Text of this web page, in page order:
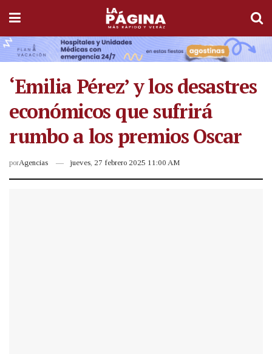
‘Emilia Pérez’ y los desastres
económicos que sufrirá
rumbo a los premios Oscar
porAgencias jueves, 27 febrero 2025 11:00 AM